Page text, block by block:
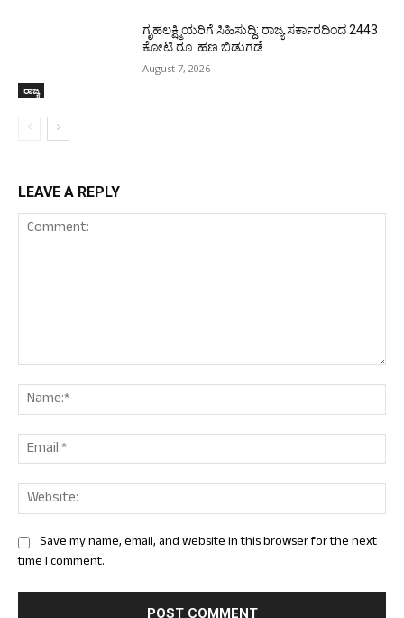
ರಾಜ್ಯ
ಗೃಹಲಕ್ಷ್ಮಿಯರಿಗೆ ಸಿಹಿಸುದ್ದಿ: ರಾಜ್ಯ ಸರ್ಕಾರದಿಂದ 2443
ಕೋಟಿ ರೂ. ಹಣ ಬಿಡುಗಡೆ
August 7, 2026
LEAVE A REPLY
Save my name, email, and website in this browser for the next
time I comment.